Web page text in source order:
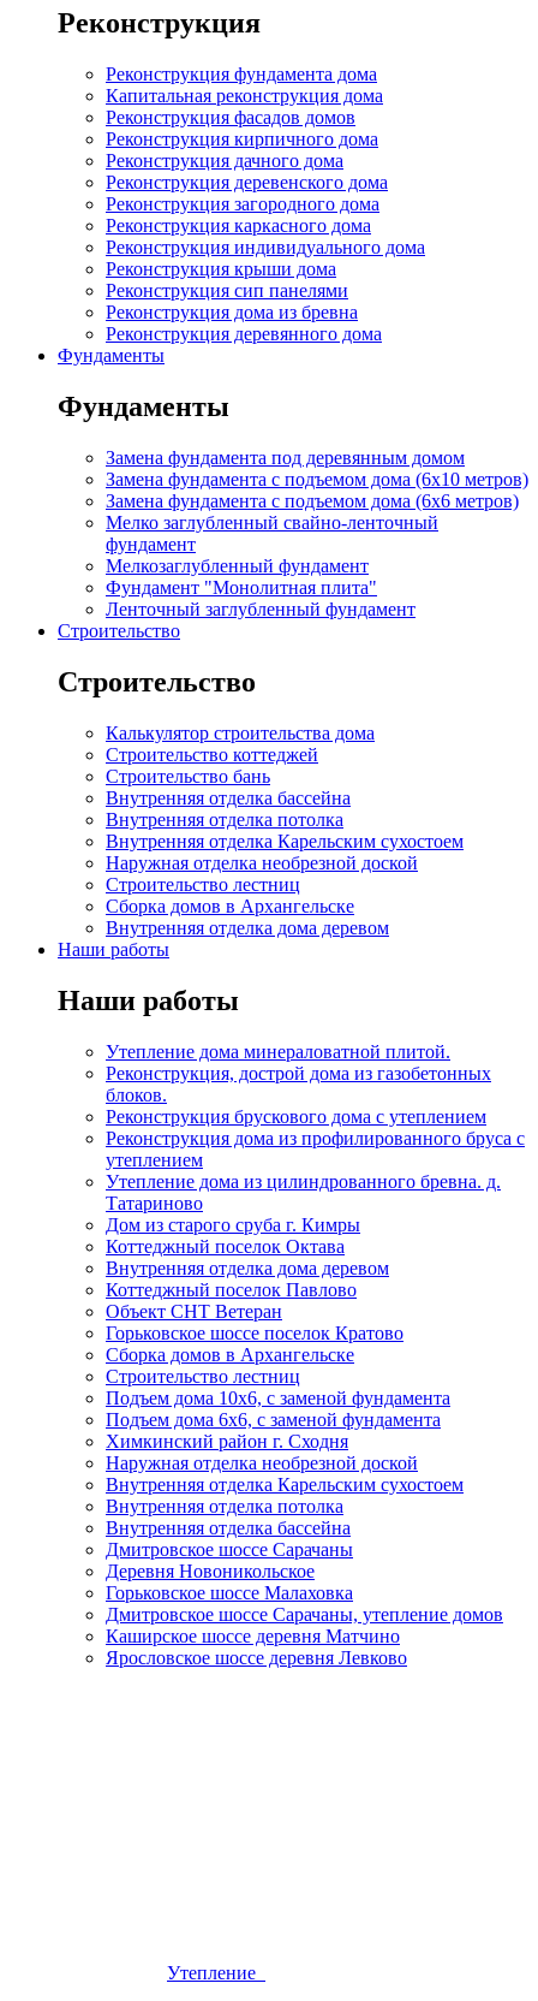
Реконструкция
Реконструкция фундамента дома
Капитальная реконструкция дома
Реконструкция фасадов домов
Реконструкция кирпичного дома
Реконструкция дачного дома
Реконструкция деревенского дома
Реконструкция загородного дома
Реконструкция каркасного дома
Реконструкция индивидуального дома
Реконструкция крыши дома
Реконструкция сип панелями
Реконструкция дома из бревна
Реконструкция деревянного дома
Фундаменты
Фундаменты
Замена фундамента под деревянным домом
Замена фундамента с подъемом дома (6x10 метров)
Замена фундамента с подъемом дома (6x6 метров)
Мелко заглубленный свайно-ленточный
фундамент
Мелкозаглубленный фундамент
Фундамент "Монолитная плита"
Ленточный заглубленный фундамент
Строительство
Строительство
Калькулятор строительства дома
Строительство коттеджей
Строительство бань
Внутренняя отделка бассейна
Внутренняя отделка потолка
Внутренняя отделка Карельским сухостоем
Наружная отделка необрезной доской
Строительство лестниц
Сборка домов в Архангельске
Внутренняя отделка дома деревом
Наши работы
Наши работы
Утепление дома минераловатной плитой.
Реконструкция, дострой дома из газобетонных
блоков.
Реконструкция брускового дома с утеплением
Реконструкция дома из профилированного бруса с
утеплением
Утепление дома из цилиндрованного бревна. д.
Татариново
Дом из старого сруба г. Кимры
Коттеджный поселок Октава
Внутренняя отделка дома деревом
Коттеджный поселок Павлово
Объект СНТ Ветеран
Горьковское шоссе поселок Кратово
Сборка домов в Архангельске
Строительство лестниц
Подъем дома 10х6, с заменой фундамента
Подъем дома 6х6, с заменой фундамента
Химкинский район г. Сходня
Наружная отделка необрезной доской
Внутренняя отделка Карельским сухостоем
Внутренняя отделка потолка
Внутренняя отделка бассейна
Дмитровское шоссе Сарачаны
Деревня Новоникольское
Горьковское шоссе Малаховка
Дмитровское шоссе Сарачаны, утепление домов
Каширское шоссе деревня Матчино
Ярословское шоссе деревня Левково
Утепление